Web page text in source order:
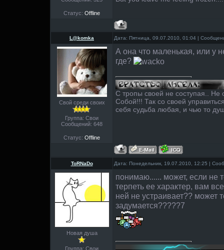
Статус: Offline
L@komka Дата: Пятница, 09.07.2010, 01:04 |
Свой среди своих
Группа: Свои
Сообщений: 648
Статус: Offline
А она что маленькая, или у
где?
С тропы своей не соступая.. Не
Собой!!! Так со своей
себя судьба любая, и чью то
ToRNaDo Дата: Понедельник, 19.07.2010, 12:25 |
Новая душа
Группа: Свои
понимаю...... может, если не
терпеть ее характер, вам
ней не устраивает?? может
задумается?????7